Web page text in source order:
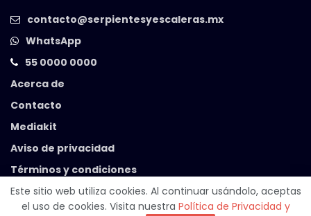
contacto@serpientesyescaleras.mx
WhatsApp
55 0000 0000
Acerca de
Contacto
Mediakit
Aviso de privacidad
Términos y condiciones
Este sitio web utiliza cookies. Al continuar usándolo, aceptas
el uso de cookies. Visita nuestra Política de Privacidad y